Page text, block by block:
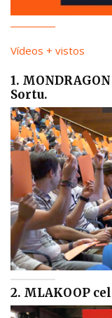
Vídeos + vistos
1.
Sortu.
2. MLAKOOP